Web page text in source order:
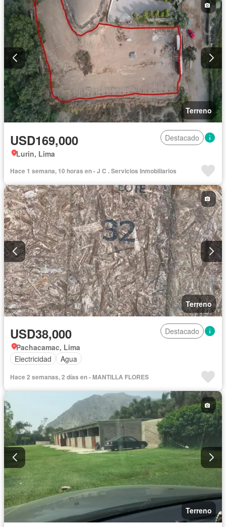
Terreno
USD169,000
Destacado
Lurin, Lima
Hace 1 semana, 10 horas en - J C . Servicios Inmobiliarios
Terreno
USD38,000
Destacado
Pachacamac, Lima
Electricidad
Agua
Hace 2 semanas, 2 días en - MANTILLA FLORES
Terreno